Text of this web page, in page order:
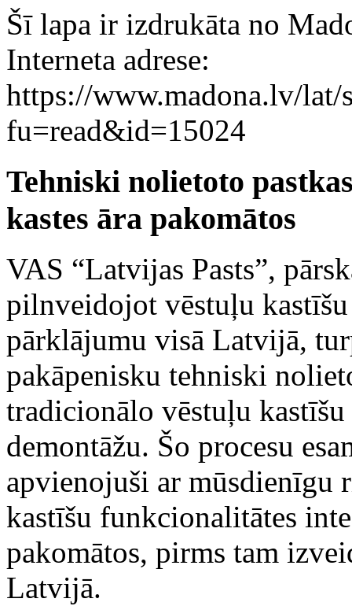
Šī lapa ir izdrukāta no
Interneta adrese:
https://www.madona.lv/lat/
fu=read&id=15024
Tehniski nolietoto
kastes āra pakomātos
VAS “Latvijas Pasts”,
pilnveidojot vēstuļu kastīšu
pārklājumu visā Latvijā,
pakāpenisku tehniski
tradicionālo vēstuļu kastīšu
demontāžu. Šo procesu
apvienojuši ar mūsdienīgu
kastīšu funkcionalitātes
pakomātos, pirms tam
Latvijā.